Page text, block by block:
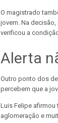
O magistrado
jovem. Na decisão,
verificou a
Alerta
Outro ponto dos
percebem que a
Luis Felipe
aglomeração e